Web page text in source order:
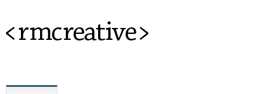
<rmcreative>